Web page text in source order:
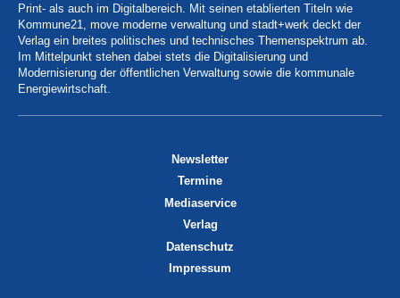
Print- als auch im Digitalbereich. Mit seinen etablierten Titeln wie
Kommune21, move moderne verwaltung und stadt+werk deckt der
Verlag ein breites politisches und technisches Themenspektrum ab.
Im Mittelpunkt stehen dabei stets die Digitalisierung und
Modernisierung der öffentlichen Verwaltung sowie die kommunale
Energiewirtschaft.
Newsletter
Termine
Mediaservice
Verlag
Datenschutz
Impressum